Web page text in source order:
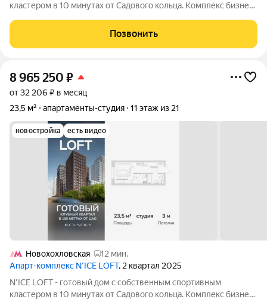
кластером в 10 минутах от Садового кольца. Комплекс бизнес-
компания КОЛДИ, представляет собой знаковое жилое
пространство, на территории которого
Позвонить
8 965 250 ₽
от 32 206 ₽ в месяц
23,5 м²
апартаменты-студия 11 этаж из 21
новостройка есть видео
Новохохловская
12 мин.
Апарт-комплекс N’ICE LOFT, 2 квартал 2025
N'ICE LOFT - готовый дом с собственным спортивным
кластером в 10 минутах от Садового кольца. Комплекс бизнес-